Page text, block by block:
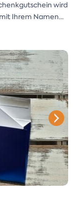
wird
Ihrem Namen
schreiben
ist ebenfalls in